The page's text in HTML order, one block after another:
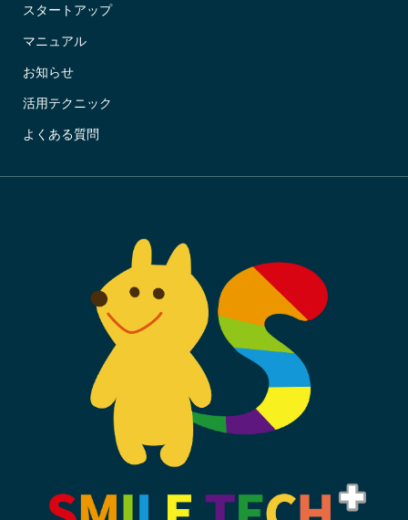
スタートアップ
マニュアル
お知らせ
活用テクニック
よくある質問